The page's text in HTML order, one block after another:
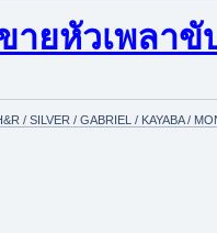
ายหัวเพลาขั
/ SILVER / GABRIEL / KAYABA /